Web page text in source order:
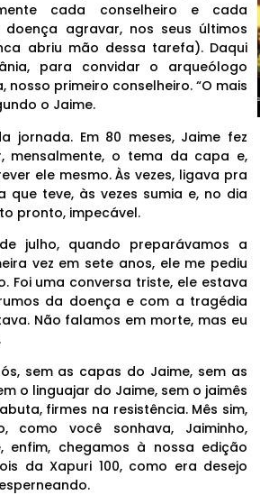
cada conselheiro e cada
agravar, nos seus últimos
abriu mão dessa tarefa). Daqui
para convidar o arqueólogo
nosso primeiro conselheiro. “O mais
o Jaime.
jornada. Em 80 meses, Jaime fez
mensalmente, o tema da capa e,
ele mesmo. Às vezes, ligava pra
que teve, às vezes sumia e, no dia
pronto, impecável.
julho, quando preparávamos a
vez em sete anos, ele me pediu
Foi uma conversa triste, ele estava
da doença e com a tragédia
Não falamos em morte, mas eu
sem as capas do Jaime, sem as
o linguajar do Jaime, sem o jaimês
firmes na resistência. Mês sim,
como você sonhava, Jaiminho,
enfim, chegamos à nossa edição
da Xapuri 100, como era desejo